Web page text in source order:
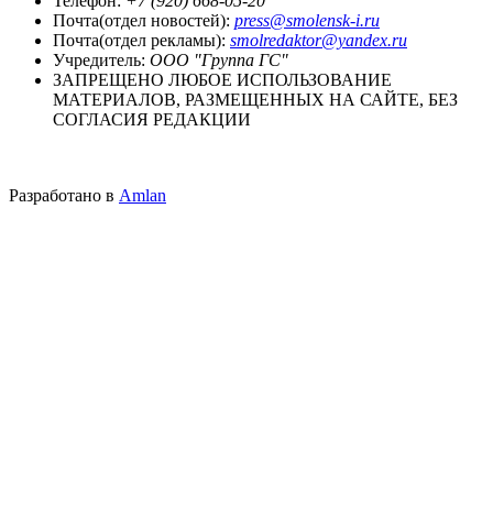
Почта(отдел новостей): press@smolensk-i.ru
Почта(отдел рекламы): smolredaktor@yandex.ru
Учредитель: ООО "Группа ГС"
ЗАПРЕЩЕНО ЛЮБОЕ ИСПОЛЬЗОВАНИЕ
МАТЕРИАЛОВ, РАЗМЕЩЕННЫХ НА САЙТЕ, БЕЗ
СОГЛАСИЯ РЕДАКЦИИ
Разработано в Amlan